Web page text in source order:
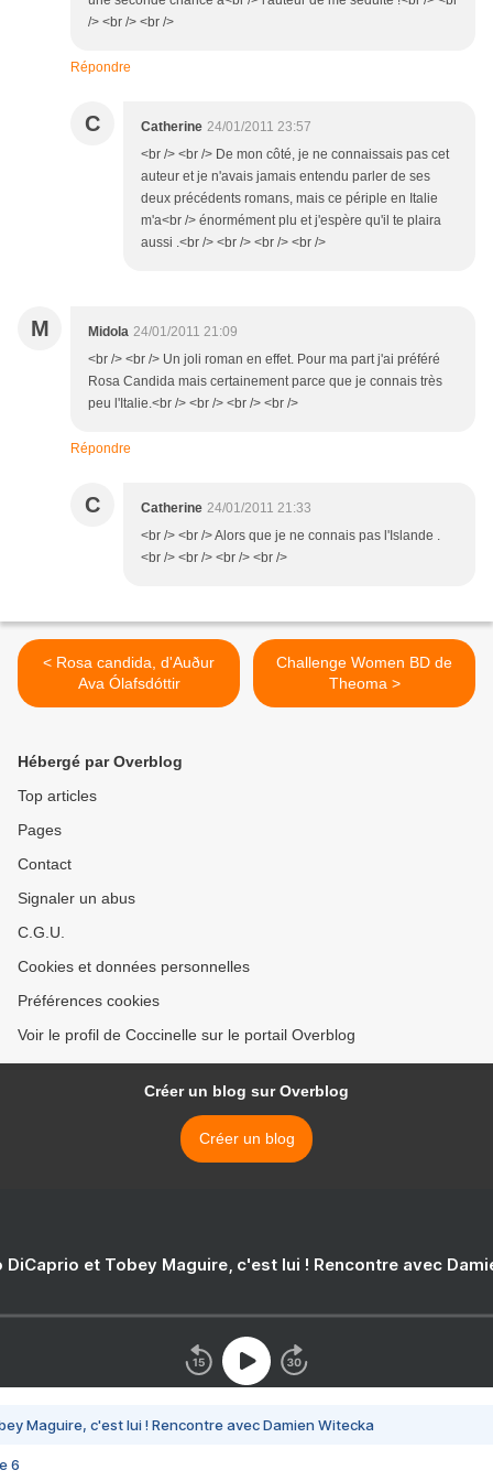
/> <br /> <br />
Répondre
C Catherine 24/01/2011 23:57
<br /> <br /> De mon côté, je ne connaissais pas cet
auteur et je n'avais jamais entendu parler de ses
deux précédents romans, mais ce périple en Italie
m'a<br /> énormément plu et j'espère qu'il te plaira
aussi .<br /> <br /> <br /> <br />
M Midola 24/01/2011 21:09
<br /> <br /> Un joli roman en effet. Pour ma part j'ai préféré
Rosa Candida mais certainement parce que je connais très
peu l'Italie.<br /> <br /> <br /> <br />
Répondre
C Catherine 24/01/2011 21:33
<br /> <br /> Alors que je ne connais pas l'Islande .
<br /> <br /> <br /> <br />
< Rosa candida, d'Auður
Ava Ólafsdóttir
Challenge Women BD de
Theoma >
Hébergé par Overblog
Top articles
Pages
Contact
Signaler un abus
C.G.U.
Cookies et données personnelles
Préférences cookies
Voir le profil de Coccinelle sur le portail Overblog
Créer un blog sur Overblog
Créer un blog
DiCaprio et Tobey Maguire, c'est lui ! Rencontre avec
Maguire, c'est lui ! Rencontre avec Damien Witecka
6